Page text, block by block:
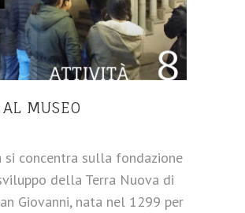
MUSEO
si concentra sulla fondazione
della Terra Nuova di
Giovanni, nata nel 1299 per